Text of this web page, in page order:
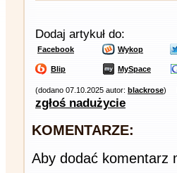
Dodaj artykuł do:
Facebook Wykop
Blip MySpace
(dodano 07.10.2025 autor: blackrose)
zgłoś nadużycie
KOMENTARZE:
Aby dodać komentarz